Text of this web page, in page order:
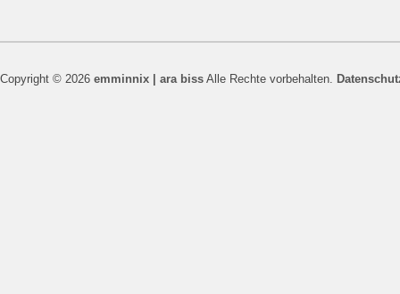
Copyright © 2026 emminnix | ara biss Alle Rechte vorbehalten.